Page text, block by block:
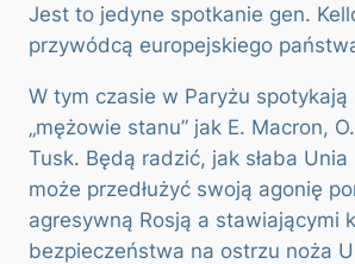
Jest to jedyne spotkanie gen.
przywódcą europejskiego
W tym czasie w Paryżu spotykają
„mężowie stanu” jak E. Macron,
Tusk. Będą radzić, jak słaba Unia
może przedłużyć swoją agonię
agresywną Rosją a stawiającymi
bezpieczeństwa na ostrzu noża